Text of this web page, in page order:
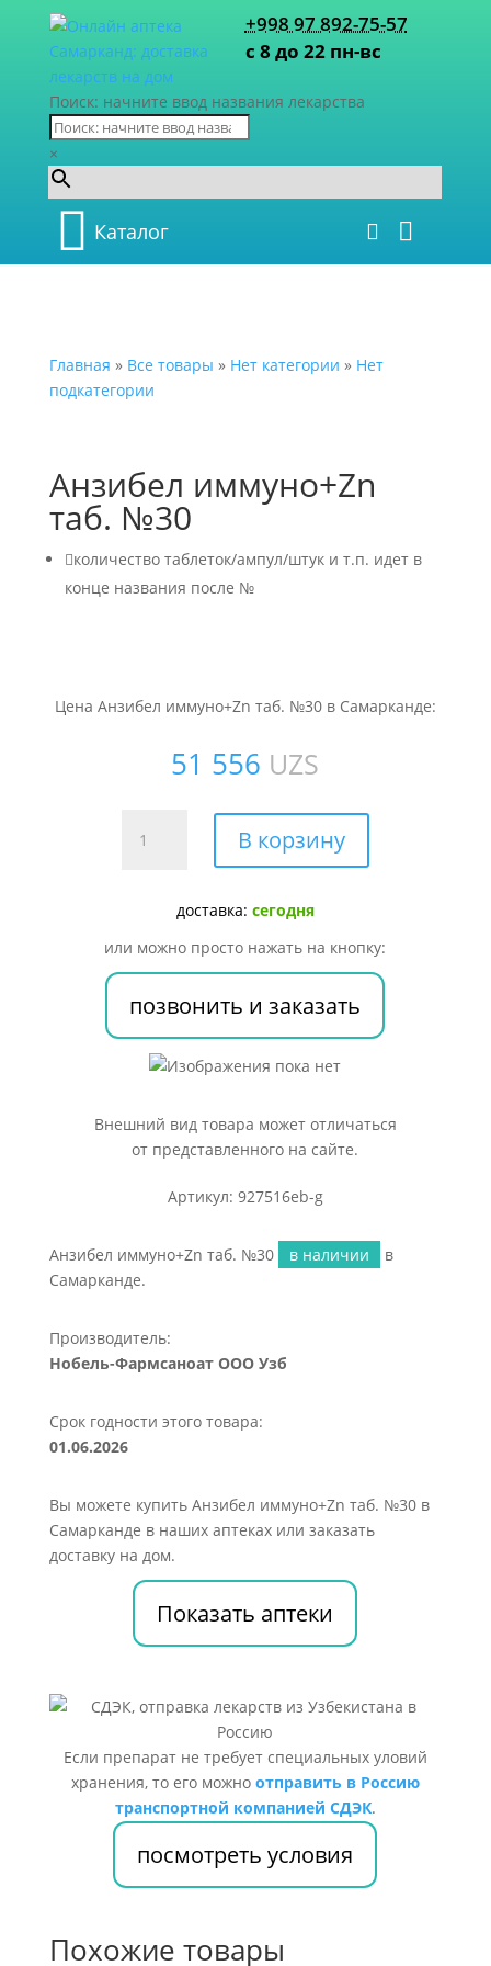
+998 97 892-75-57
с 8 до 22 пн-вс
Поиск: начните ввод названия лекарства
×
Каталог
Главная » Все товары » Нет категории » Нет
подкатегории
Анзибел иммуно+Zn
таб. №30
количество таблеток/ампул/штук и т.п. идет в
конце названия после №
Цена Анзибел иммуно+Zn таб. №30 в Самарканде:
51 556 UZS
товара
№30
В корзину
доставка: сегодня
или можно просто нажать на кнопку:
позвонить и заказать
Внешний вид товара может отличаться
от представленного на сайте.
Артикул: 927516eb-g
Анзибел иммуно+Zn таб. №30 в наличии
в
Самарканде.
Производитель:
Нобель-Фармсаноат ООО Узб
Срок годности этого товара:
01.06.2026
Вы можете купить Анзибел иммуно+Zn таб. №30 в
Самарканде в наших аптеках или заказать
доставку на дом.
Показать аптеки
Если препарат не требует специальных уловий
хранения, то его можно отправить в Россию
транспортной компанией СДЭК.
посмотреть условия
Похожие товары